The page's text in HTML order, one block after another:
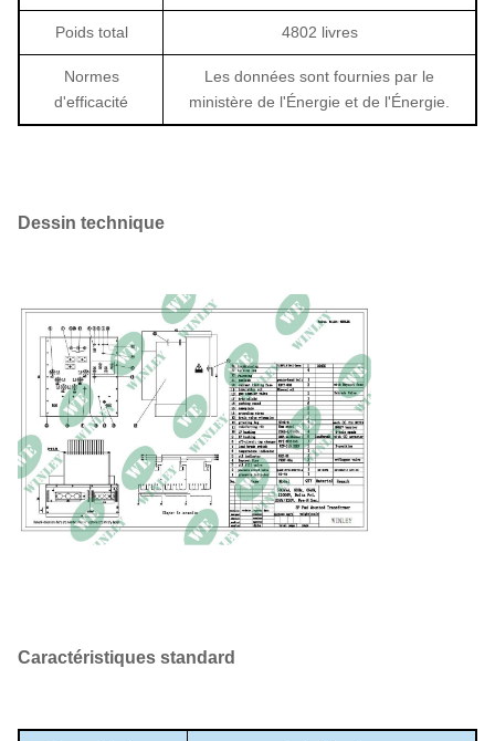
Poids total 4802 livres
Normes
d'efficacité
Les données sont fournies par le
ministère de l'Énergie et de l'Énergie.
Dessin technique
Caractéristiques standard